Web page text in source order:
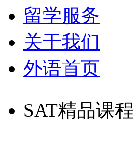
留学服务
关于我们
外语首页
SAT精品课程